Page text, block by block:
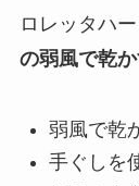
ロレッタハ
の弱風で乾
弱風で乾
手ぐしを